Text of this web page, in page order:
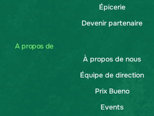
Épicerie
Devenir partenaire
A propos de
À propos de nous
Équipe de direction
Prix Bueno
Events